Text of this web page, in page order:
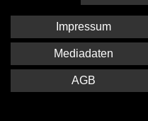
Impressum
Mediadaten
AGB